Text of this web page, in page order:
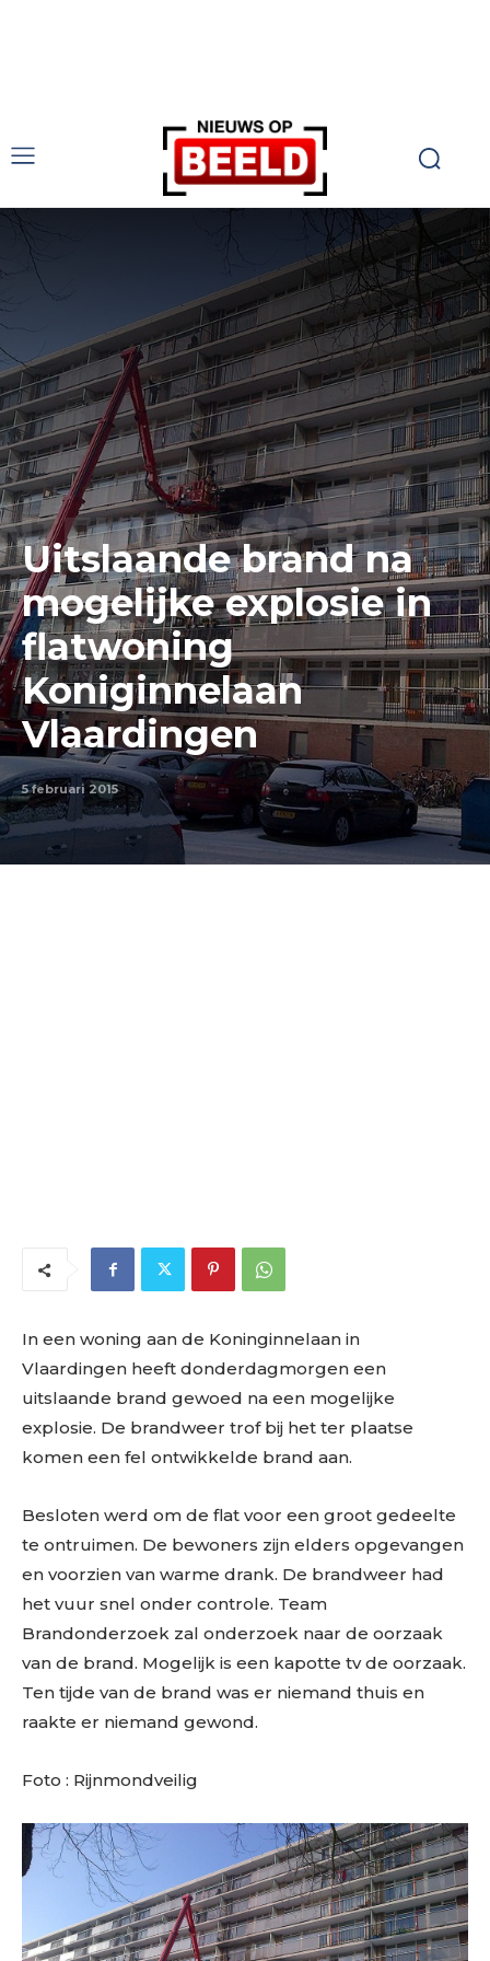
Uitslaande brand na
mogelijke explosie in
flatwoning
Koniginnelaan
Vlaardingen
5 februari 2015
In een woning aan de Koninginnelaan in
Vlaardingen heeft donderdagmorgen een
uitslaande brand gewoed na een mogelijke
explosie. De brandweer trof bij het ter plaatse
komen een fel ontwikkelde brand aan.
Besloten werd om de flat voor een groot gedeelte
te ontruimen. De bewoners zijn elders opgevangen
en voorzien van warme drank. De brandweer had
het vuur snel onder controle. Team
Brandonderzoek zal onderzoek naar de oorzaak
van de brand. Mogelijk is een kapotte tv de oorzaak.
Ten tijde van de brand was er niemand thuis en
raakte er niemand gewond.
Foto : Rijnmondveilig